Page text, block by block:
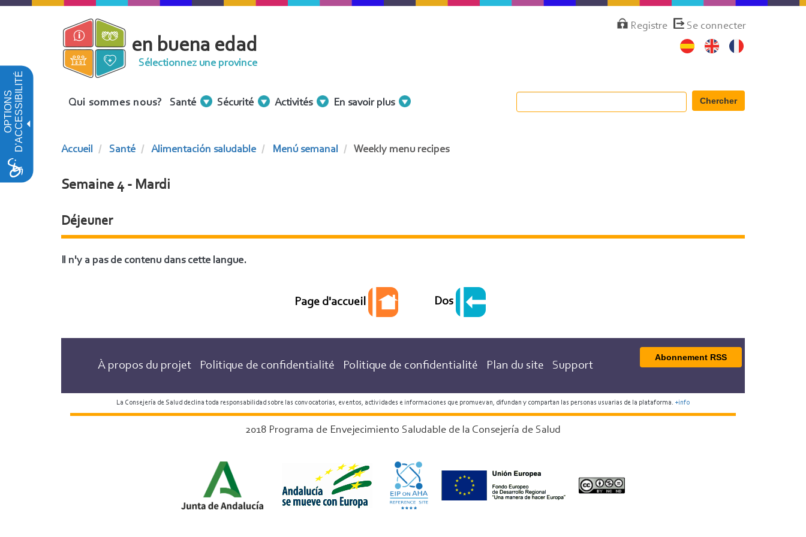
OPTIONSD'ACCESSIBILITÉ
Aller
MenúRegistre Se connecter
en buena edad
Sélectionnez une province
Menu
Qui sommes nous? Santé Sécurité Activités En savoir plus Chercher
Accueil Santé Alimentación saludable Menú semanal Weekly menu recipes
Semaine 4 - Mardi
Déjeuner
Il n'y a pas de contenu dans cette langue.
Page d'accueil Dos
À propos du projet Politique de confidentialité Politique de confidentialité Plan du site Support
Abonnement RSS
La Consejería de Salud declina toda responsabilidad sobre las convocatorias, eventos, actividades e informaciones que promuevan, difundan y compartan las personas usuarias de la plataforma. +info
2018 Programa de Envejecimiento Saludable de la Consejería de Salud